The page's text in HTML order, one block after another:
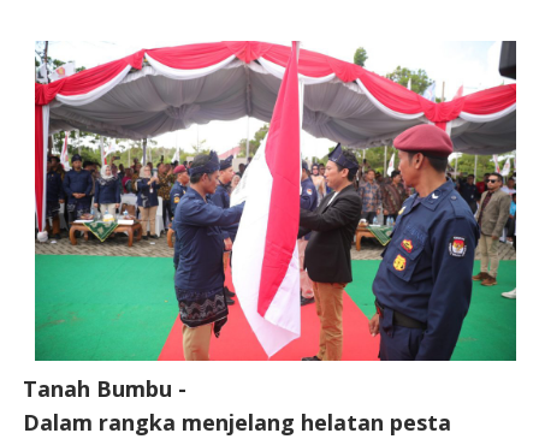
Tanah Bumbu -
Dalam rangka menjelang helatan pesta